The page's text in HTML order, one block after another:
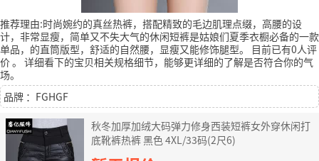
推荐理由:时尚婉约的真丝热裤，搭配精致的毛边肌理点缀，高腰的设
计，非常显瘦，简单又不失大气的休闲短裤是姑娘们夏季衣橱必备的一款
单品，的直筒版型，舒适的自然腰，显瘦又能修饰腿型。
目前已有0人评
价。 详细看下的宝贝相关规格细节，能够更详细的了解是否符合你的气
场。
品牌 ：FGHGF
秋冬加厚加绒大码弹力修身西装短裤女外穿休闲打
底靴裤热裤 黑色 4XL/33码(2尺6)